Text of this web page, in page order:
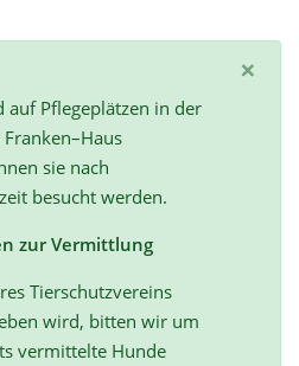
×
auf Pflegeplätzen in der
sie nach
besucht werden.
zur Vermittlung
Tierschutzvereins
wird, bitten wir um
vermittelte Hunde